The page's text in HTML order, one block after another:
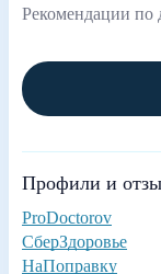
Рекомендации
Профили и
ProDoctorov
СберЗдоровье
НаПоправку